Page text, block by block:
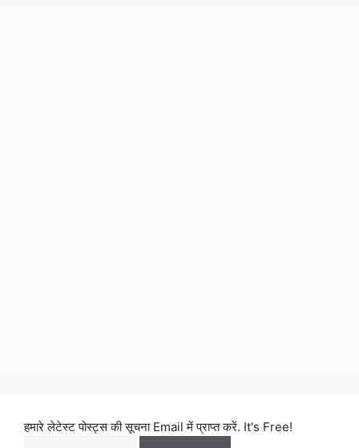
हमारे लेटेस्ट पोस्ट्स की सूचना Email में प्राप्त करें. It's Free!